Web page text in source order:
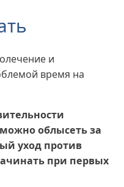
и
время на
облысеть за
уход против
при первых